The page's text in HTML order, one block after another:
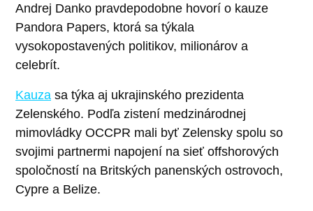
Andrej Danko pravdepodobne hovorí o kauze
Pandora Papers, ktorá sa týkala
vysokopostavených politikov, milionárov a
celebrít.
Kauza sa týka aj ukrajinského prezidenta
Zelenského. Podľa zistení medzinárodnej
mimovládky OCCPR mali byť Zelensky spolu so
svojimi partnermi napojení na sieť offshorových
spoločností na Britských panenských ostrovoch,
Cypre a Belize.